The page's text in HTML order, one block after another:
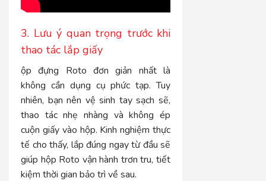
3. Lưu ý quan trọng trước khi
thao tác lắp giấy
ộp đựng Roto đơn giản nhất là
không cần dụng cụ phức tạp. Tuy
nhiên, bạn nên vệ sinh tay sạch sẽ,
thao tác nhẹ nhàng và không ép
cuộn giấy vào hộp. Kinh nghiệm thực
tế cho thấy, lắp đúng ngay từ đầu sẽ
giúp hộp Roto vận hành trơn tru, tiết
kiệm thời gian bảo trì về sau.